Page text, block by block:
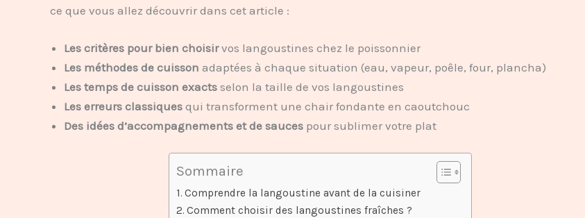
ce que vous allez découvrir dans cet article :
Les critères pour bien choisirvos langoustines chez le poissonnier
Les méthodes de cuisson adaptées à chaque situation (eau, vapeur, poêle, four, plancha)
Les temps de cuisson exacts selon la taille de vos langoustines
Les erreurs classiques qui transforment une chair fondante en caoutchouc
Des idées d’accompagnements et de sauces pour sublimer votre plat
Sommaire
Comprendre la langoustine avant de la cuisiner
Comment choisir des langoustines fraîches ?